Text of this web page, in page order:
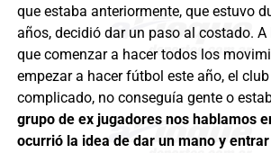
que estaba anteriormente, que estuvo
años, decidió dar un paso al costado. A
que comenzar a hacer todos los
empezar a hacer fútbol este año, el
complicado, no conseguía gente o
grupo de ex jugadores nos hablamos
ocurrió la idea de dar un mano y